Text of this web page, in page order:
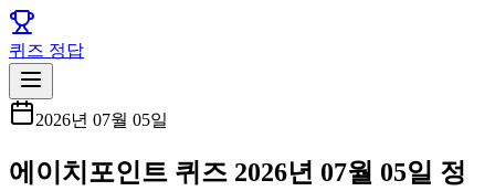
퀴즈 정답
2026년 07월 05일
에이치포인트 퀴즈 2026년 07월 05일 정